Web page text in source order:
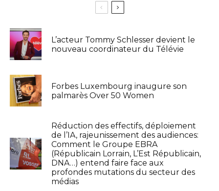
L’acteur Tommy Schlesser devient le
nouveau coordinateur du Télévie
Forbes Luxembourg inaugure son
palmarès Over 50 Women
Réduction des effectifs, déploiement
de l’IA, rajeunissement des audiences:
Comment le Groupe EBRA
(Républicain Lorrain, L’Est Républicain,
DNA…) entend faire face aux
profondes mutations du secteur des
médias